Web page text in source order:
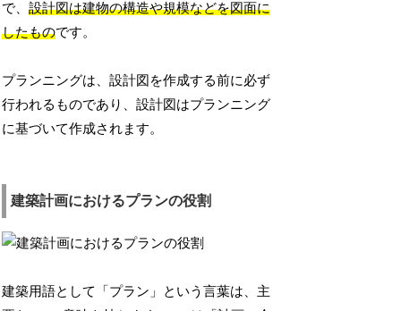
で、設計図は建物の構造や規模などを図面に
したものです。
プランニングは、設計図を作成する前に必ず
行われるものであり、設計図はプランニング
に基づいて作成されます。
建築計画におけるプランの役割
建築用語として「プラン」という言葉は、主